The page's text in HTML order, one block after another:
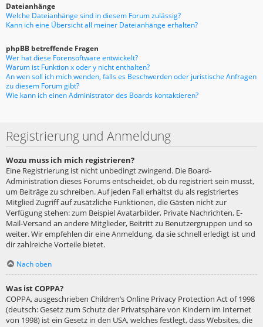
Dateianhänge
Welche Dateianhänge sind in diesem Forum zulässig?
Kann ich eine Übersicht all meiner Dateianhänge erhalten?
phpBB betreffende Fragen
Wer hat diese Forensoftware entwickelt?
Warum ist Funktion x oder y nicht enthalten?
An wen soll ich mich wenden, falls es Beschwerden oder juristische Anfragen
zu diesem Forum gibt?
Wie kann ich einen Administrator des Boards kontaktieren?
Registrierung und Anmeldung
Wozu muss ich mich registrieren?
Eine Registrierung ist nicht unbedingt zwingend. Die Board-
Administration dieses Forums entscheidet, ob du registriert sein musst,
um Beiträge zu schreiben. Auf jeden Fall erhältst du als registriertes
Mitglied Zugriff auf zusätzliche Funktionen, die Gästen nicht zur
Verfügung stehen: zum Beispiel Avatarbilder, Private Nachrichten, E-
Mail-Versand an andere Mitglieder, Beitritt zu Benutzergruppen und so
weiter. Wir empfehlen dir eine Anmeldung, da sie schnell erledigt ist und
dir zahlreiche Vorteile bietet.
Nach oben
Was ist COPPA?
COPPA, ausgeschrieben Children’s Online Privacy Protection Act of 1998
(deutsch: Gesetz zum Schutz der Privatsphäre von Kindern im Internet
von 1998) ist ein Gesetz in den USA, welches festlegt, dass Websites, die